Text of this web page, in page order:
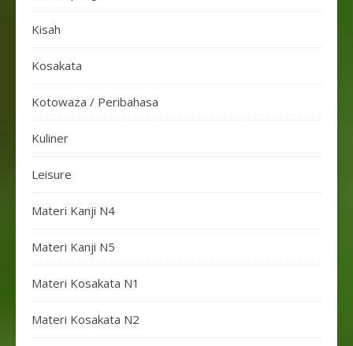
Kisah
Kosakata
Kotowaza / Peribahasa
Kuliner
Leisure
Materi Kanji N4
Materi Kanji N5
Materi Kosakata N1
Materi Kosakata N2